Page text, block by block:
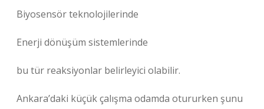
Biyosensör teknolojilerinde
Enerji dönüşüm sistemlerinde
bu tür reaksiyonlar belirleyici olabilir.
Ankara’daki küçük çalışma odamda otururken şunu